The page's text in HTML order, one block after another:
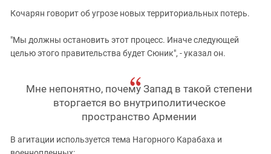
Кочарян говорит об угрозе новых территориальных потерь.
"Мы должны остановить этот процесс. Иначе следующей
целью этого правительства будет Сюник", - указал он.
Мне непонятно, почему Запад в такой степени
вторгается во внутриполитическое
пространство Армении
В агитации используется тема Нагорного Карабаха и